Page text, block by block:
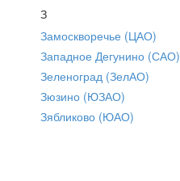
З
Замоскворечье (ЦАО)
Западное Дегунино (САО)
Зеленоград (ЗелАО)
Зюзино (ЮЗАО)
Зябликово (ЮАО)